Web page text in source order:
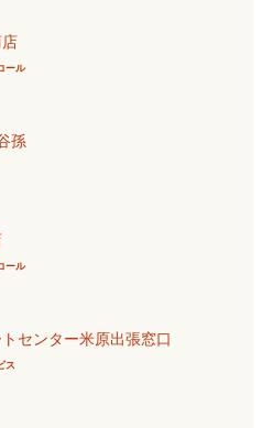
ール
孫
ール
センター米原出張窓口
ス